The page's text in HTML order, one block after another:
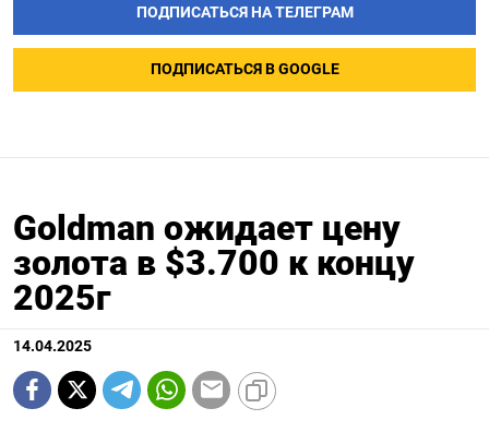
ПОДПИСАТЬСЯ НА ТЕЛЕГРАМ
ПОДПИСАТЬСЯ В GOOGLE
Goldman ожидает цену
золота в $3.700 к концу
2025г
14.04.2025